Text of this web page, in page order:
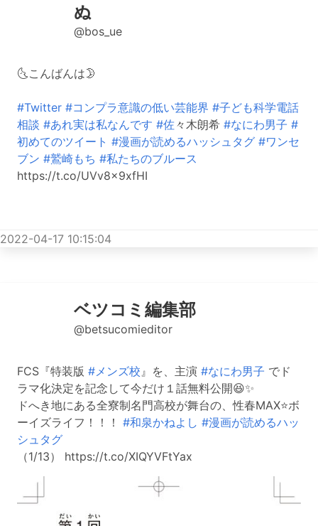
ぬ
@bos_ue
🌜こんばんは🌛
#Twitter #コンプラ意識の低い芸能界 #子ども科学電話
相談 #あれ実は私なんです #佐々木朗希 #なにわ男子 #
初めてのツイート #漫画が読めるハッシュタグ #ワンセ
ブン #鷲崎もち #私たちのブルース
https://t.co/UVv8x9xfHI
2022-04-17 10:15:04
ベツコミ編集部
@betsucomieditor
FCS『特装版 #メンズ校』を、主演 #なにわ男子 でド
ラマ化決定を記念して今だけ１話無料公開😆✨
ドへき地にある全寮制名門高校が舞台の、性春MAX⭐️ボ
ーイズライフ！！！ #和泉かねよし #漫画が読めるハッ
シュタグ
（1/13） https://t.co/XIQYVFtYax